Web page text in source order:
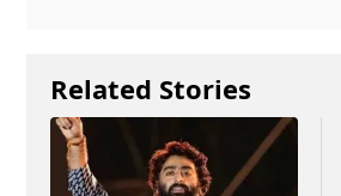
Related Stories